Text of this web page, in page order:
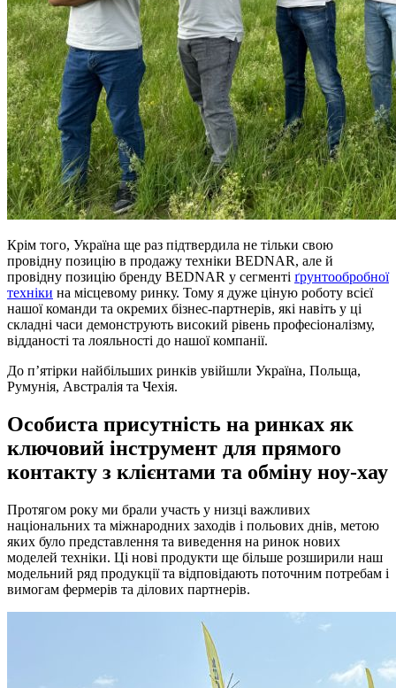
Крім того, Україна ще раз підтвердила не тільки свою
провідну позицію в продажу техніки BEDNAR, але й
провідну позицію бренду BEDNAR у сегменті ґрунтообробної
техніки на місцевому ринку. Тому я дуже ціную роботу всієї
нашої команди та окремих бізнес-партнерів, які навіть у ці
складні часи демонструють високий рівень професіоналізму,
відданості та лояльності до нашої компанії.
До п’ятірки найбільших ринків увійшли Україна, Польща,
Румунія, Австралія та Чехія.
Особиста присутність на ринках як
ключовий інструмент для прямого
контакту з клієнтами та обміну ноу-хау
Протягом року ми брали участь у низці важливих
національних та міжнародних заходів і польових днів, метою
яких було представлення та виведення на ринок нових
моделей техніки. Ці нові продукти ще більше розширили наш
модельний ряд продукції та відповідають поточним потребам і
вимогам фермерів та ділових партнерів.